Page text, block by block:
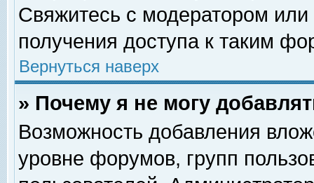
Свяжитесь с модератором
получения доступа к таким
Вернуться наверх
» Почему я не могу
Возможность добавления
уровне форумов, групп